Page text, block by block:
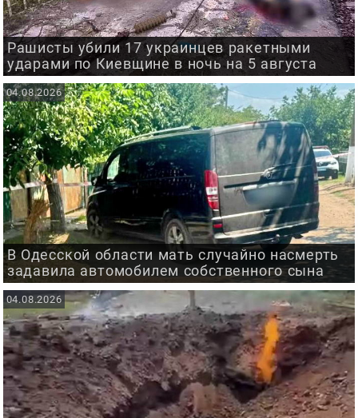
Рашисты убили 17 украинцев ракетными
ударами по Киевщине в ночь на 5 августа
В Одесской области мать случайно насмерть
задавила автомобилем собственного сына
04.08.2026
04.08.2026